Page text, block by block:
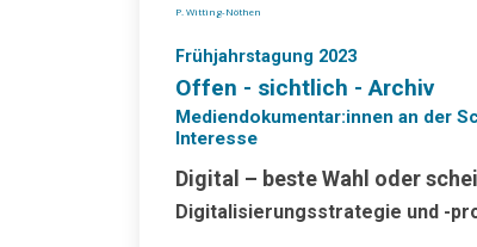
P. Witting-Nöthen
Frühjahrstagung 2023
Offen - sichtlich - Archiv
Mediendokumentar:innen an der
Interesse
Digital – beste Wahl oder
Digitalisierungsstrategie und -